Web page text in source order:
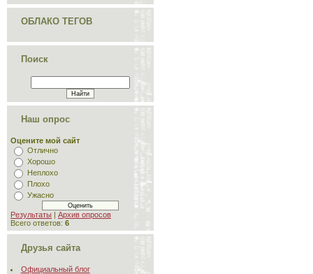
ОБЛАКО ТЕГОВ
Поиск
Наш опрос
Оцените мой сайт
Отлично
Хорошо
Неплохо
Плохо
Ужасно
Результаты | Архив опросов
Всего ответов: 6
Друзья сайта
Официальный блог